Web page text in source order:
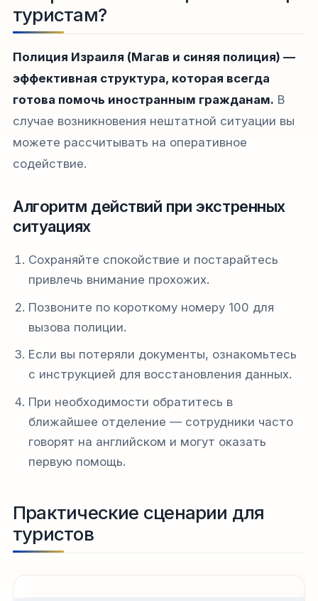
туристам?
Полиция Израиля (Магав и синяя полиция) —
эффективная структура, которая всегда
готова помочь иностранным гражданам. В
случае возникновения нештатной ситуации вы
можете рассчитывать на оперативное
содействие.
Алгоритм действий при экстренных
ситуациях
Сохраняйте спокойствие и постарайтесь
привлечь внимание прохожих.
Позвоните по короткому номеру 100 для
вызова полиции.
Если вы потеряли документы, ознакомьтесь
с инструкцией для восстановления данных.
При необходимости обратитесь в
ближайшее отделение — сотрудники часто
говорят на английском и могут оказать
первую помощь.
Практические сценарии для
туристов